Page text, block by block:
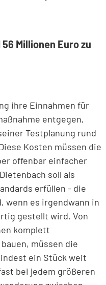
Millionen Euro zu
ihre Einnahmen für
entgegen,
Testplanung rund
Kosten müssen die
offenbar einfacher
soll als
erfüllen - die
wenn es irgendwann in
gestellt wird. Von
komplett
müssen die
ein Stück weit
bei jedem größeren